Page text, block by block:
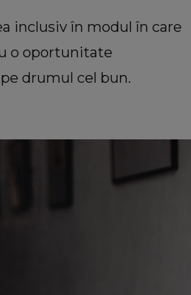
inclusiv în modul în care
o oportunitate
drumul cel bun.